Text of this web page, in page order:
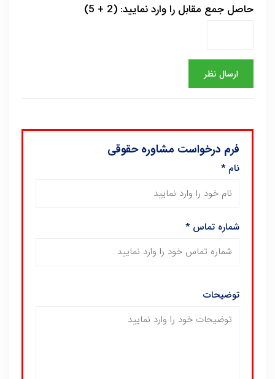
حاصل جمع مقابل را وارد نمایید: (2 + 5)
فرم درخواست مشاوره حقوقی
نام*
شماره تماس*
توضیحات